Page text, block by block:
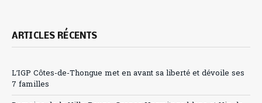
ARTICLES RÉCENTS
L’IGP Côtes-de-Thongue met en avant sa liberté et dévoile ses
7 familles